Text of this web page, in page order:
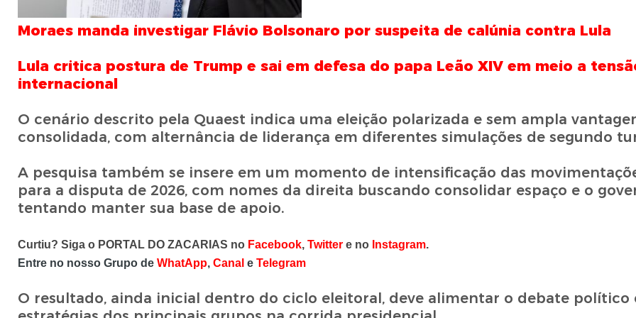
Moraes manda investigar Flávio Bolsonaro por suspeita de calúnia contra Lula
Lula critica postura de Trump e sai em defesa do papa Leão XIV em meio a
internacional
O cenário descrito pela Quaest indica uma eleição polarizada e sem ampla
consolidada, com alternância de liderança em diferentes simulações de segundo
A pesquisa também se insere em um momento de intensificação das
para a disputa de 2026, com nomes da direita buscando consolidar espaço e o
tentando manter sua base de apoio.
Curtiu? Siga o PORTAL DO ZACARIAS no Facebook, Twittere no Instagram.
Entre no nosso Grupo de WhatApp, Canal e Telegram
O resultado, ainda inicial dentro do ciclo eleitoral, deve alimentar o debate político